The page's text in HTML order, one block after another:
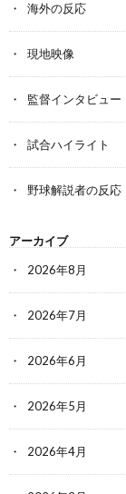
海外の反応
現地映像
監督インタビュー
試合ハイライト
野球解説者の反応
アーカイブ
2026年8月
2026年7月
2026年6月
2026年5月
2026年4月